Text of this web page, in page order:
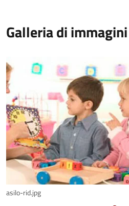
Galleria di immagini
asilo-rid.jpg